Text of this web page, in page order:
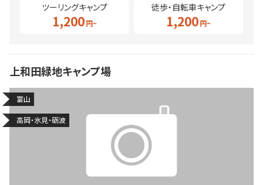
ツーリングキャンプ
1,200
徒歩・自転車キャンプ
1,200
上和田緑地キャンプ場
富山
高岡・氷見・砺波